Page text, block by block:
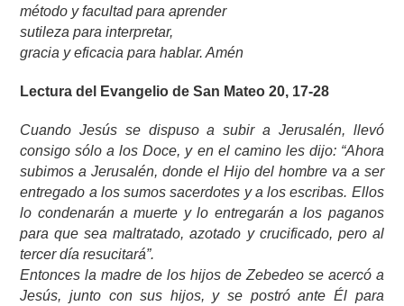
método y facultad para aprender
sutileza para interpretar,
gracia y eficacia para hablar. Amén
Lectura del Evangelio de San Mateo 20, 17-28
Cuando Jesús se dispuso a subir a Jerusalén, llevó
consigo sólo a los Doce, y en el camino les dijo: “Ahora
subimos a Jerusalén, donde el Hijo del hombre va a ser
entregado a los sumos sacerdotes y a los escribas. Ellos
lo condenarán a muerte y lo entregarán a los paganos
para que sea maltratado, azotado y crucificado, pero al
tercer día resucitará”.
Entonces la madre de los hijos de Zebedeo se acercó a
Jesús, junto con sus hijos, y se postró ante Él para